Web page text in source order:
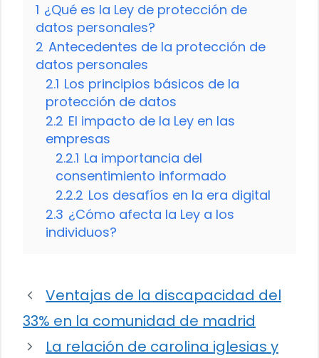
1 ¿Qué es la Ley de protección de
datos personales?
2 Antecedentes de la protección de
datos personales
2.1 Los principios básicos de la
protección de datos
2.2 El impacto de la Ley en las
empresas
2.2.1 La importancia del
consentimiento informado
2.2.2 Los desafíos en la era digital
2.3 ¿Cómo afecta la Ley a los
individuos?
Ventajas de la discapacidad del
33% en la comunidad de madrid
La relación de carolina iglesias y